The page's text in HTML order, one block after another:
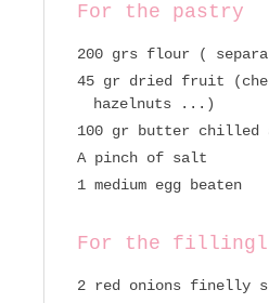
For the pastry
200 grs flour (
45 gr dried fruit
hazelnuts ...)
100 gr butter chilled
A pinch of salt
1 medium egg beaten
For the fillingl
2 red onions finelly